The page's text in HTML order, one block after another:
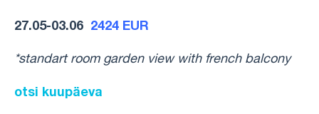
27.05-03.06 2424 EUR
*standart room garden view with french balcony
otsi kuupäeva